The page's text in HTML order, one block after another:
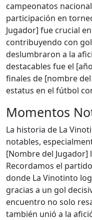
campeonatos
participación en
Jugador] fue crucial
contribuyendo con
deslumbraron a la
destacables fue el
finales de [nombre
estatus en el fútbol
Momentos
La historia de La
notables,
[Nombre del Jugador]
Recordamos el
donde La Vinotinto
gracias a un gol
encuentro no solo
también unió a la